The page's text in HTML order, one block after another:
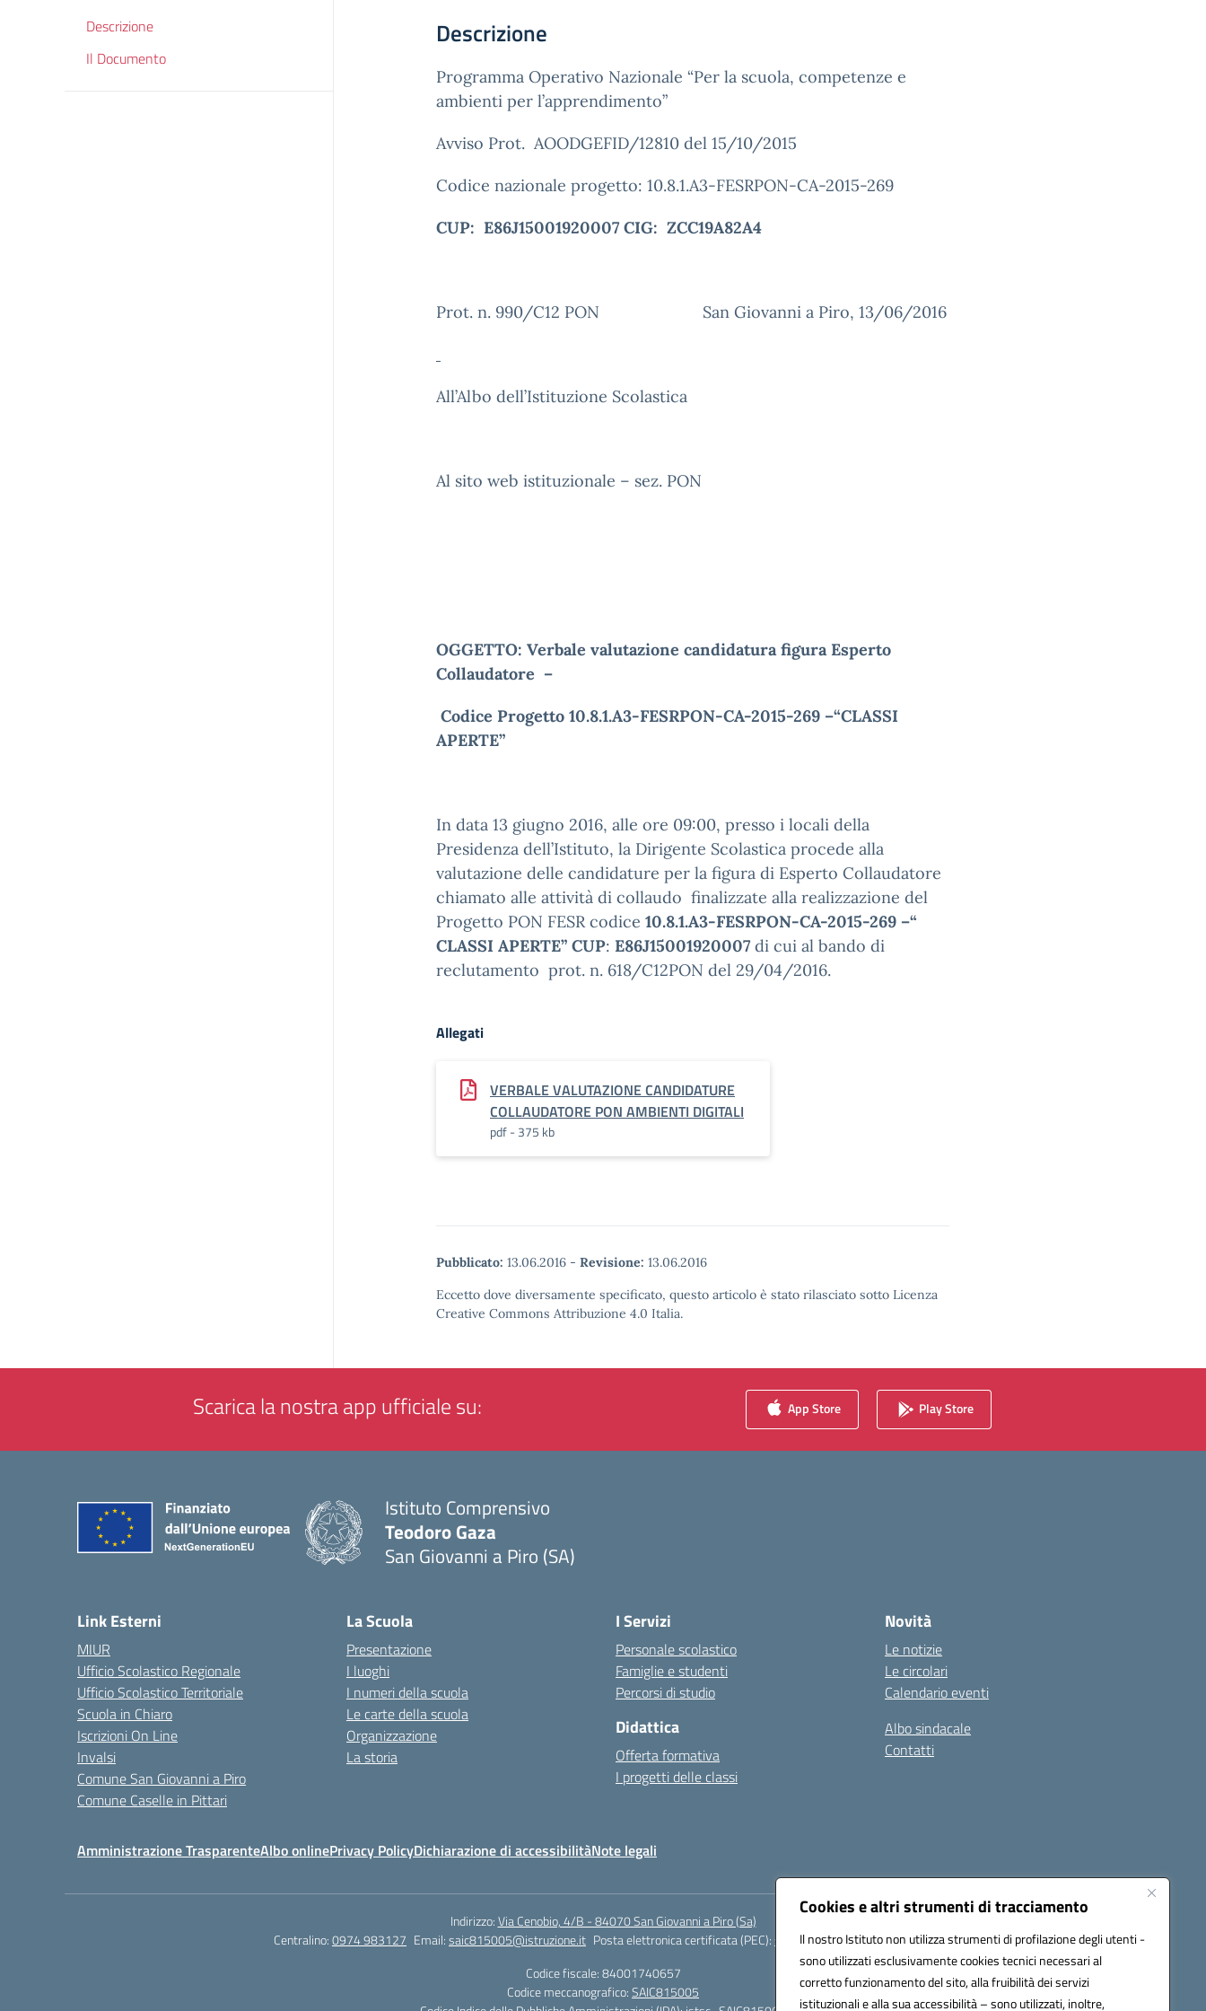
Cookies e altri strumenti di tracciamento
Il nostro Istituto non utilizza strumenti di profilazione degli utenti -
sono utilizzati esclusivamente cookies tecnici necessari al
corretto funzionamento del sito, alla fruibilità dei servizi
istituzionali e alla sua accessibilità – sono utilizzati, inoltre,
Descrizione
Il Documento
Descrizione
Programma Operativo Nazionale “Per la scuola, competenze e
ambienti per l’apprendimento”
Avviso Prot. AOODGEFID/12810 del 15/10/2015
Codice nazionale progetto: 10.8.1.A3-FESRPON-CA-2015-269
CUP: E86J15001920007 CIG: ZCC19A82A4
Prot. n. 990/C12 PON San Giovanni a Piro, 13/06/2016
All’Albo dell’Istituzione Scolastica
Al sito web istituzionale – sez. PON
OGGETTO: Verbale valutazione candidatura figura Esperto
Collaudatore –
Codice Progetto 10.8.1.A3-FESRPON-CA-2015-269 –“CLASSI
APERTE”
In data 13 giugno 2016, alle ore 09:00, presso i locali della
Presidenza dell’Istituto, la Dirigente Scolastica procede alla
valutazione delle candidature per la figura di Esperto Collaudatore
chiamato alle attività di collaudo finalizzate alla realizzazione del
Progetto PON FESR codice 10.8.1.A3-FESRPON-CA-2015-269 –“
CLASSI APERTE” CUP: E86J15001920007 di cui al bando di
reclutamento prot. n. 618/C12PON del 29/04/2016.
Allegati
VERBALE VALUTAZIONE CANDIDATURE
COLLAUDATORE PON AMBIENTI DIGITALI
pdf - 375 kb
Pubblicato: 13.06.2016 - Revisione: 13.06.2016
Eccetto dove diversamente specificato, questo articolo è stato rilasciato sotto Licenza
Creative Commons Attribuzione 4.0 Italia.
Scarica la nostra app ufficiale su: App Store Play Store
Istituto Comprensivo
Teodoro Gaza
San Giovanni a Piro (SA)
Link Esterni
MIUR
Ufficio Scolastico Regionale
Ufficio Scolastico Territoriale
Scuola in Chiaro
Iscrizioni On Line
Invalsi
Comune San Giovanni a Piro
Comune Caselle in Pittari
La Scuola
Presentazione
I luoghi
I numeri della scuola
Le carte della scuola
Organizzazione
La storia
I Servizi
Personale scolastico
Famiglie e studenti
Percorsi di studio
Didattica
Offerta formativa
I progetti delle classi
Novità
Le notizie
Le circolari
Calendario eventi
Albo sindacale
Contatti
Amministrazione TrasparenteAlbo onlinePrivacy PolicyDichiarazione di accessibilitàNote legali
Indirizzo:Via Cenobio, 4/B - 84070 San Giovanni a Piro (Sa)
Centralino:0974 983127 Email:saic815005@istruzione.it Posta elettronica certificata (PEC):saic815005@pec.istruzione.it
Codice fiscale: 84001740657
Codice meccanografico:SAIC815005